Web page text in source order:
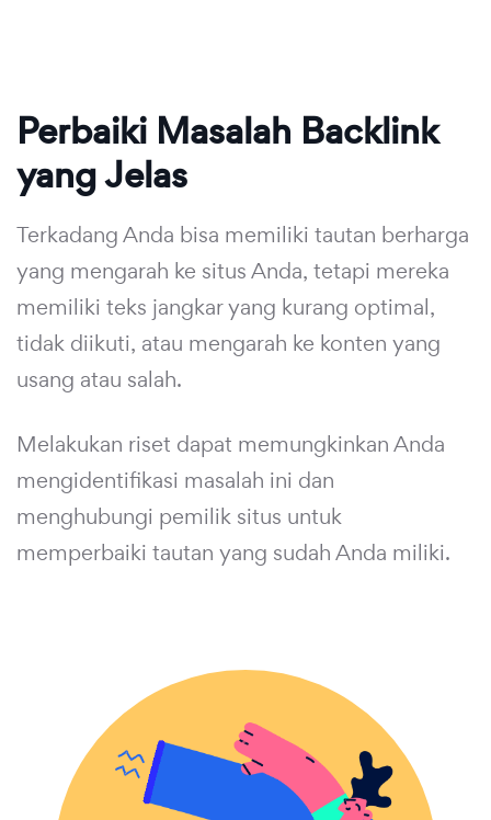
Perbaiki Masalah Backlink
yang Jelas
Terkadang Anda bisa memiliki tautan berharga
yang mengarah ke situs Anda, tetapi mereka
memiliki teks jangkar yang kurang optimal,
tidak diikuti, atau mengarah ke konten yang
usang atau salah.
Melakukan riset dapat memungkinkan Anda
mengidentifikasi masalah ini dan
menghubungi pemilik situs untuk
memperbaiki tautan yang sudah Anda miliki.